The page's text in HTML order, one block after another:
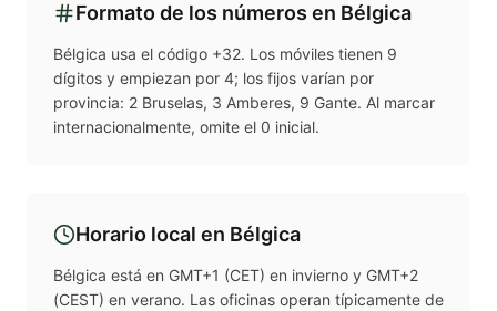
Formato de los números en Bélgica
Bélgica usa el código +32. Los móviles tienen 9
dígitos y empiezan por 4; los fijos varían por
provincia: 2 Bruselas, 3 Amberes, 9 Gante. Al marcar
internacionalmente, omite el 0 inicial.
Horario local en Bélgica
Bélgica está en GMT+1 (CET) en invierno y GMT+2
(CEST) en verano. Las oficinas operan típicamente de